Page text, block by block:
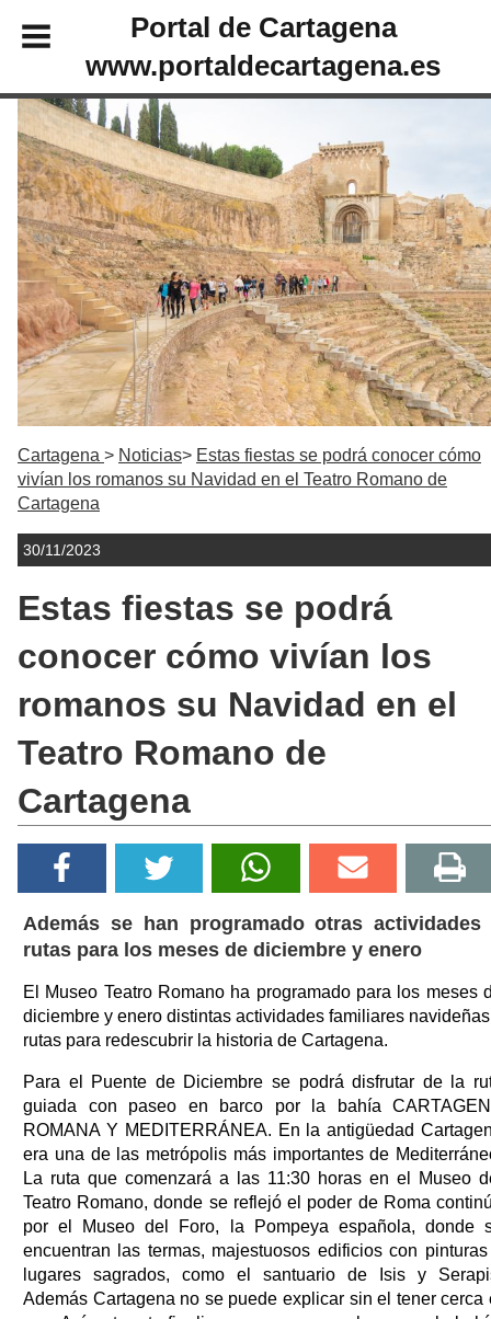
Portal de Cartagena
www.portaldecartagena.es
Cartagena Noticias
Estas fiestas se podrá conocer cómo
vivían los romanos su Navidad en el Teatro Romano de
Cartagena
30/11/2023
Estas fiestas se podrá
conocer cómo vivían los
romanos su Navidad en el
Teatro Romano de
Cartagena
Además se han programado otras actividades
rutas para los meses de diciembre y enero
El Museo Teatro Romano ha programado para los meses
diciembre y enero distintas actividades familiares
rutas para redescubrir la historia de Cartagena.
Para el Puente de Diciembre se podrá disfrutar de la
guiada con paseo en barco por la bahía
ROMANA Y MEDITERRÁNEA. En la antigüedad
era una de las metrópolis más importantes de
La ruta que comenzará a las 11:30 horas en el Museo
Teatro Romano, donde se reflejó el poder de Roma
por el Museo del Foro, la Pompeya española, donde
encuentran las termas, majestuosos edificios con
lugares sagrados, como el santuario de Isis y
Además Cartagena no se puede explicar sin el tener cerca